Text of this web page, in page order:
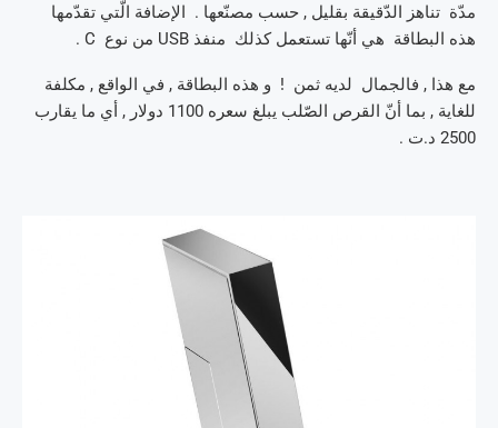
مدّة تناهز الدّقيقة بقليل , حسب مصنّعها . الإضافة الّتي تقدّمها
هذه البطاقة هي أنّها تستعمل كذلك منفذ USB من نوع C .
مع هذا , فالجمال لديه ثمن ! و هذه البطاقة , في الواقع , مكلفة
للغاية , بما أنّ القرص الصّلب يبلغ سعره 1100 دولار , أي ما يقارب
2500 د.ت .